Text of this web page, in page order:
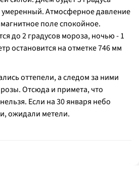
Атмосферное давление
поле спокойное.
до 2 градусов мороза, ночью - 1
остановится на отметке 746 мм
оттепели, а следом за ними
Отсюда и примета, что
Если на 30 января небо
ожидали метели.